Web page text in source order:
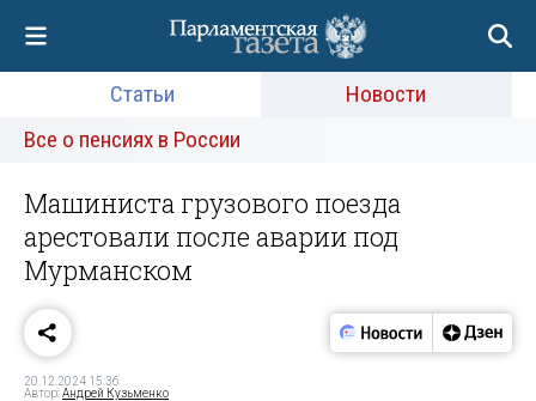
Статьи
Новости
Все о пенсиях в России
Машиниста грузового поезда
арестовали после аварии под
Мурманском
20.12.2024 15:36
Автор:Андрей Кузьменко